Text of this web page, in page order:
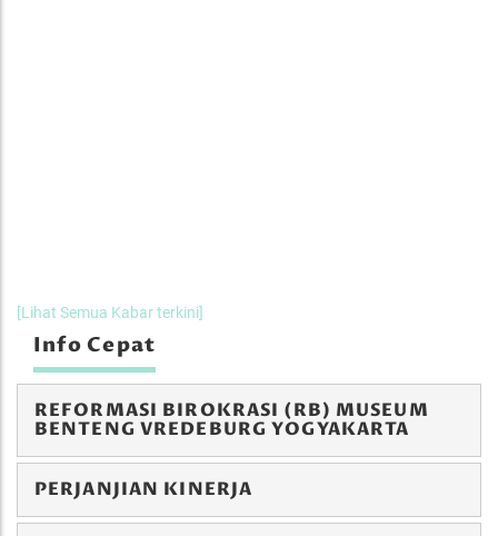
[Lihat Semua Kabar terkini]
Info Cepat
REFORMASI BIROKRASI (RB) MUSEUM
BENTENG VREDEBURG YOGYAKARTA
PERJANJIAN KINERJA